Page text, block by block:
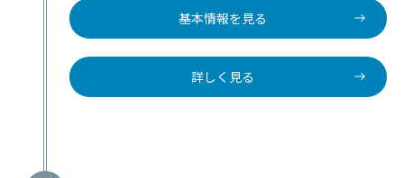
基本情報を見る
詳しく見る